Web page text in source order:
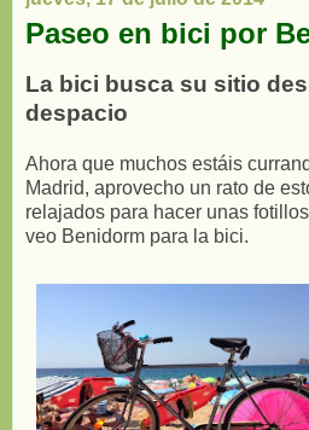
Paseo en bici por
La bici busca su sitio
despacio
Ahora que muchos estáis
Madrid, aprovecho un rato de
relajados para hacer unas
veo Benidorm para la bici.